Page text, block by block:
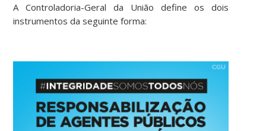
A Controladoria-Geral da União define os dois
instrumentos da seguinte forma: